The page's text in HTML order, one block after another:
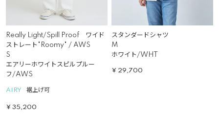
Really Light/Spill Proof ワイド
ストレート"Roomy" / AWS
S
エアリーホワイトスピルプルー
フ/AWS
AIRY 裾上げ可
¥ 35,200
スタンダードシャツ
M
ホワイト/WHT
¥ 29,700